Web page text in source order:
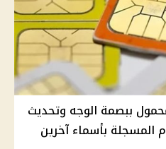
ببصمة الوجه وتحديث
المسجلة بأسماء آخرين